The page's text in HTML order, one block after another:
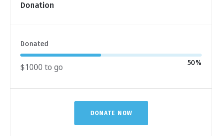
Donation
50%
Donated
$1000 to go
DONATE NOW